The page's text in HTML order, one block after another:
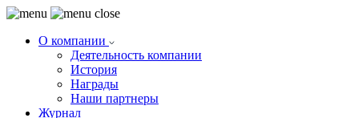
О компании
Деятельность компании
История
Награды
Наши партнеры
Журнал